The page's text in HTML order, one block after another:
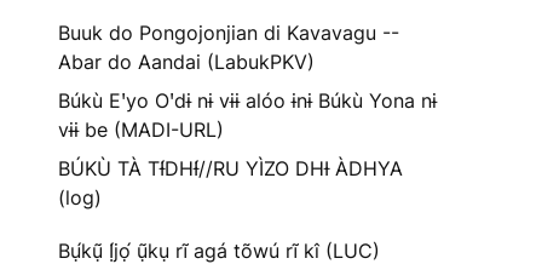
Buuk do Pongojonjian di Kavavagu --
Abar do Aandai (LabukPKV)
Búkù Eꞌyo Oꞌdɨ nɨ vɨɨ alóo ɨnɨ Búkù Yona nɨ
vɨɨ be (MADI-URL)
BÚKÙ TÀ TƗ́DHƗ́//RU YÌZO DHƗ ÀDHYA
(log)
Bụ́kụ̃ Ị́jọ́ ụ̃kụ rĩ agá tõwú rĩ kî (LUC)